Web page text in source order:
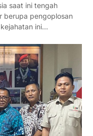
saat ini tengah
berupa pengoplosan
ini…